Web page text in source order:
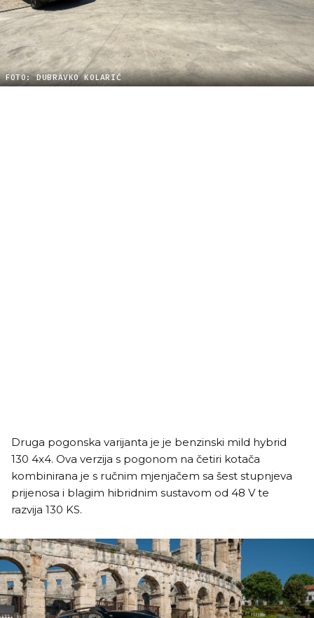
FOTO: DUBRAVKO KOLARIĆ
Druga pogonska varijanta je je benzinski mild hybrid
130 4x4. Ova verzija s pogonom na četiri kotača
kombinirana je s ručnim mjenjačem sa šest stupnjeva
prijenosa i blagim hibridnim sustavom od 48 V te
razvija 130 KS.